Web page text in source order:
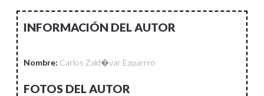
INFORMACIÓN DEL AUTOR
Nombre: Carlos Zald�var Ezquerro
FOTOS DEL AUTOR